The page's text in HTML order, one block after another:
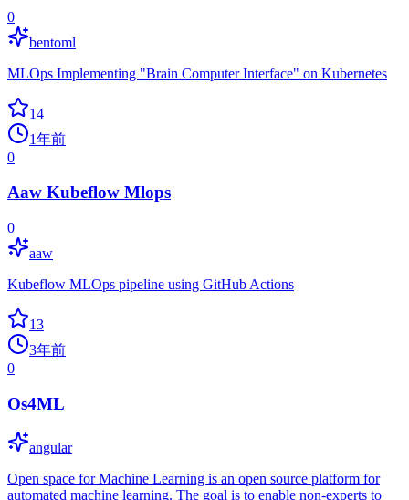
0
bentoml
MLOps Implementing "Brain Computer Interface" on Kubernetes
14
1年前
0
Aaw Kubeflow Mlops
0
aaw
Kubeflow MLOps pipeline using GitHub Actions
13
3年前
0
Os4ML
angular
Open space for Machine Learning is an open source platform for
automated machine learning. The goal is to enable non-experts to